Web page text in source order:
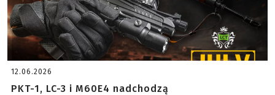
12.06.2026
PKT-1, LC-3 i M60E4 nadchodzą